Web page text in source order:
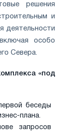
решения
и
деятельности
особо
Севера.
«под
беседы
плана.
запросов